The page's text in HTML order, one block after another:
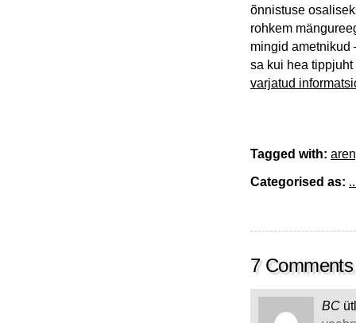
õnnistuse
rohkem
mingid ametnikud
sa kui hea
varjatud
Tagged with:
Categorised as:
7 Comments
BC